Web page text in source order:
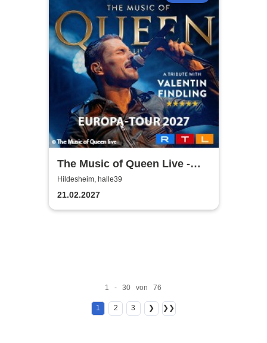
The Music of Queen Live -
Tour 2027
Hildesheim, halle39
21.02.2027
1 - 30 von 76
1 2 3 ❯ ❯❯